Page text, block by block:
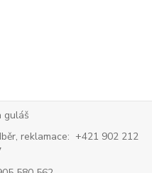
guláš
reklamace: +421 902 212